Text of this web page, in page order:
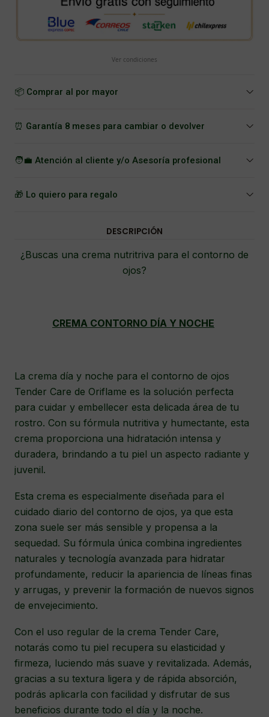
Ver condiciones
📦 Comprar al por mayor
⏰ Garantía 8 meses para cambiar o devolver
🧑‍💼 Atención al cliente y/o Asesoría profesional
🎁 Lo quiero para regalo
DESCRIPCIÓN
¿Buscas una crema nutritriva para el contorno de
ojos?
CREMA CONTORNO DÍA Y NOCHE
La crema día y noche para el contorno de ojos
Tender Care de Oriflame es la solución perfecta
para cuidar y embellecer esta delicada área de tu
rostro. Con su fórmula nutritiva y humectante, esta
crema proporciona una hidratación intensa y
duradera, brindando a tu piel un aspecto radiante y
juvenil.
Esta crema es especialmente diseñada para el
cuidado diario del contorno de ojos, ya que esta
zona suele ser más sensible y propensa a la
sequedad. Su fórmula única combina ingredientes
naturales y tecnología avanzada para hidratar
profundamente, reducir la apariencia de líneas finas
y arrugas, y prevenir la formación de nuevos signos
de envejecimiento.
Con el uso regular de la crema Tender Care,
notarás como tu piel recupera su elasticidad y
firmeza, luciendo más suave y revitalizada. Además,
gracias a su textura ligera y de rápida absorción,
podrás aplicarla con facilidad y disfrutar de sus
beneficios durante todo el día y la noche.